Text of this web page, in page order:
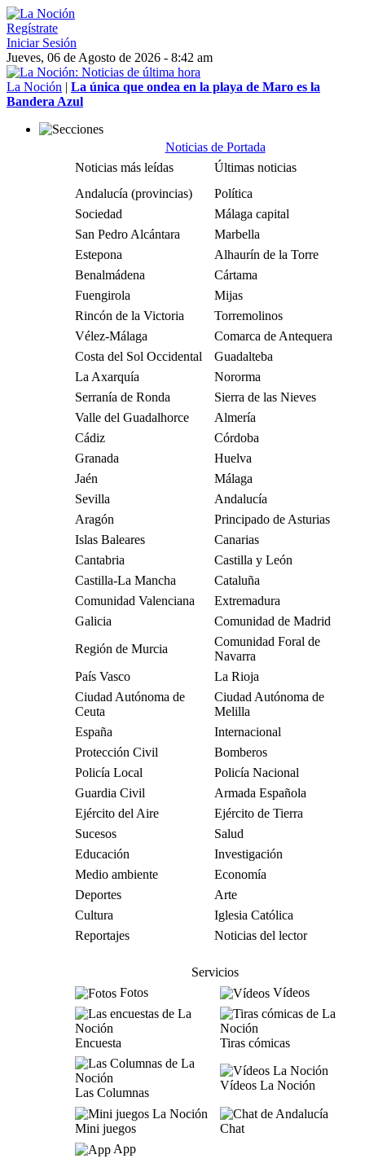
Regístrate
Iniciar Sesión
Jueves, 06 de Agosto de 2026 - 8:42 am
La Noción | La única que ondea en la playa de Maro es la
Bandera Azul
Noticias de Portada
Noticias más leídas
Últimas noticias
Andalucía (provincias)
Política
Sociedad
Málaga capital
San Pedro Alcántara
Marbella
Estepona
Alhaurín de la Torre
Benalmádena
Cártama
Fuengirola
Mijas
Rincón de la Victoria
Torremolinos
Vélez-Málaga
Comarca de Antequera
Costa del Sol Occidental
Guadalteba
La Axarquía
Nororma
Serranía de Ronda
Sierra de las Nieves
Valle del Guadalhorce
Almería
Cádiz
Córdoba
Granada
Huelva
Jaén
Málaga
Sevilla
Andalucía
Aragón
Principado de Asturias
Islas Baleares
Canarias
Cantabria
Castilla y León
Castilla-La Mancha
Cataluña
Comunidad Valenciana
Extremadura
Galicia
Comunidad de Madrid
Región de Murcia
Comunidad Foral de
Navarra
País Vasco
La Rioja
Ciudad Autónoma de
Ceuta
Ciudad Autónoma de
Melilla
España
Internacional
Protección Civil
Bomberos
Policía Local
Policía Nacional
Guardia Civil
Armada Española
Ejército del Aire
Ejército de Tierra
Sucesos
Salud
Educación
Investigación
Medio ambiente
Economía
Deportes
Arte
Cultura
Iglesia Católica
Reportajes
Noticias del lector
Servicios
Fotos
Vídeos
Encuesta Tiras cómicas
Las Columnas
Vídeos La Noción
Mini juegos
Chat
App